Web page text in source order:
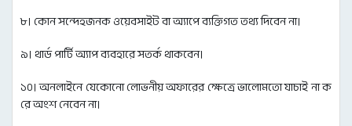
৮। কোন সন্দেহজনক ওয়েবসাইট বা অ্যাপে ব্যক্তিগত তথ্য দিবেন না।
৯। থার্ড পার্টি অ্যাপ ব্যবহারে সতর্ক থাকবেন।
১০। অনলাইনে যেকোনো লোভনীয় অফারের ক্ষেত্রে ভালোমতো যাচাই না ক
রে অংশ নেবেন না।